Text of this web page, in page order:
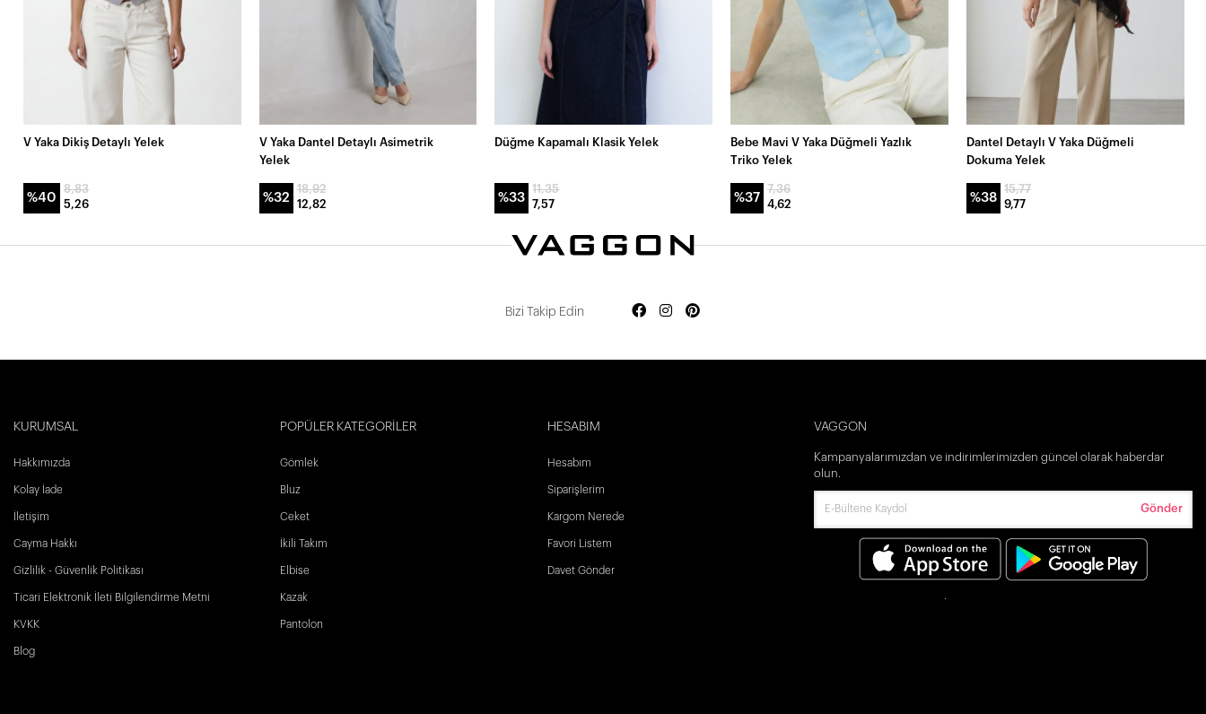
V Yaka Dikiş Detaylı Yelek
%40
8,83
5,26
V Yaka Dantel Detaylı Asimetrik
Yelek
%32
18,92
12,82
Düğme Kapamalı Klasik Yelek
%33
11,35
7,57
Bebe Mavi V Yaka Düğmeli Yazlık
Triko Yelek
%37
7,36
4,62
Dantel Detaylı V Yaka Düğmeli
Dokuma Yelek
%38
15,77
9,77
Bizi Takip Edin
KURUMSAL
Hakkımızda
Kolay İade
İletişim
Cayma Hakkı
Gizlilik - Güvenlik Politikası
Ticari Elektronik İleti Bilgilendirme Metni
KVKK
Blog
POPÜLER KATEGORİLER
Gömlek
Bluz
Ceket
İkili Takım
Elbise
Kazak
Pantolon
HESABIM
Hesabım
Siparişlerim
Kargom Nerede
Favori Listem
Davet Gönder
VAGGON
Kampanyalarımızdan ve indirimlerimizden güncel olarak haberdar
olun.
Gönder